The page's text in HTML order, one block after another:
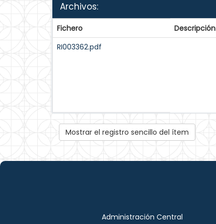
Archivos:
Fichero Descripción
RI003362.pdf
Mostrar el registro sencillo del ítem
Administración Central